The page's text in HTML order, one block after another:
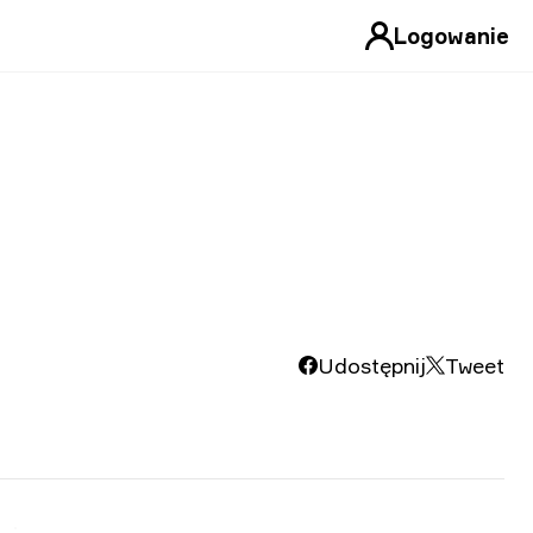
Logowanie
Udostępnij Tweet